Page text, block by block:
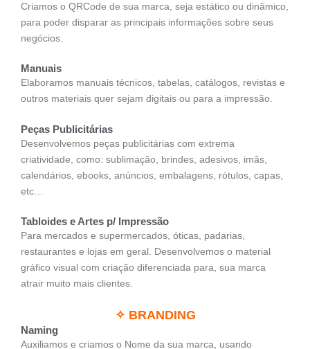
Criamos o QRCode de sua marca, seja estático ou dinâmico,
para poder disparar as principais informações sobre seus
negócios.
Manuais
Elaboramos manuais técnicos, tabelas, catálogos, revistas e
outros materiais quer sejam digitais ou para a impressão.
Peças Publicitárias
Desenvolvemos peças publicitárias com extrema
criatividade, como: sublimação, brindes, adesivos, imãs,
calendários, ebooks, anúncios, embalagens, rótulos, capas,
etc…
Tabloides e Artes p/ Impressão
Para mercados e supermercados, óticas, padarias,
restaurantes e lojas em geral. Desenvolvemos o material
gráfico visual com criação diferenciada para, sua marca
atrair muito mais clientes.
✧ BRANDING
Naming
Auxiliamos e criamos o Nome da sua marca, usando